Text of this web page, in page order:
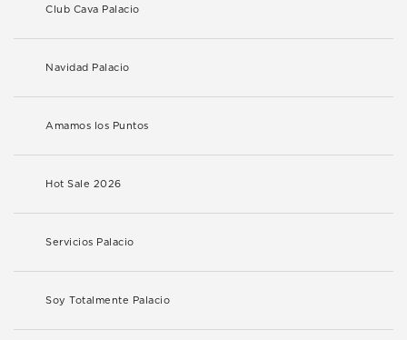
Club Cava Palacio
Navidad Palacio
Amamos los Puntos
Hot Sale 2026
Servicios Palacio
Soy Totalmente Palacio